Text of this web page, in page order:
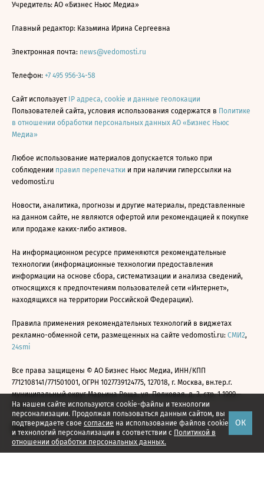
На нашем сайте используются cookie-файлы и технологии
персонализации. Продолжая пользоваться данным сайтом, вы
подтверждаете свое согласие на использование файлов cookie
и технологий персонализации в соответствии с Политикой в
отношении обработки персональных данных.
ОК
Учредитель: АО «Бизнес Ньюс Медиа»
Главный редактор: Казьмина Ирина Сергеевна
Электронная почта: news@vedomosti.ru
Телефон: +7 495 956-34-58
Сайт использует IP адреса, cookie и данные геолокации
Пользователей сайта, условия использования содержатся в Политике
в отношении обработки персональных данных АО «Бизнес Ньюс
Медиа»
Любое использование материалов допускается только при
соблюдении правил перепечатки и при наличии гиперссылки на
vedomosti.ru
Новости, аналитика, прогнозы и другие материалы, представленные
на данном сайте, не являются офертой или рекомендацией к покупке
или продаже каких-либо активов.
На информационном ресурсе применяются рекомендательные
технологии (информационные технологии предоставления
информации на основе сбора, систематизации и анализа сведений,
относящихся к предпочтениям пользователей сети «Интернет»,
находящихся на территории Российской Федерации).
Правила применения рекомендательных технологий в виджетах
рекламно-обменной сети, размещенных на сайте vedomosti.ru: СМИ2,
24smi
Все права защищены © АО Бизнес Ньюс Медиа, ИНН/КПП
7712108141/771501001, ОГРН 1027739124775, 127018, г. Москва, вн.тер.г.
муниципальный округ Марьина Роща, ул. Полковая, д. 3, стр. 1 1999—
2026